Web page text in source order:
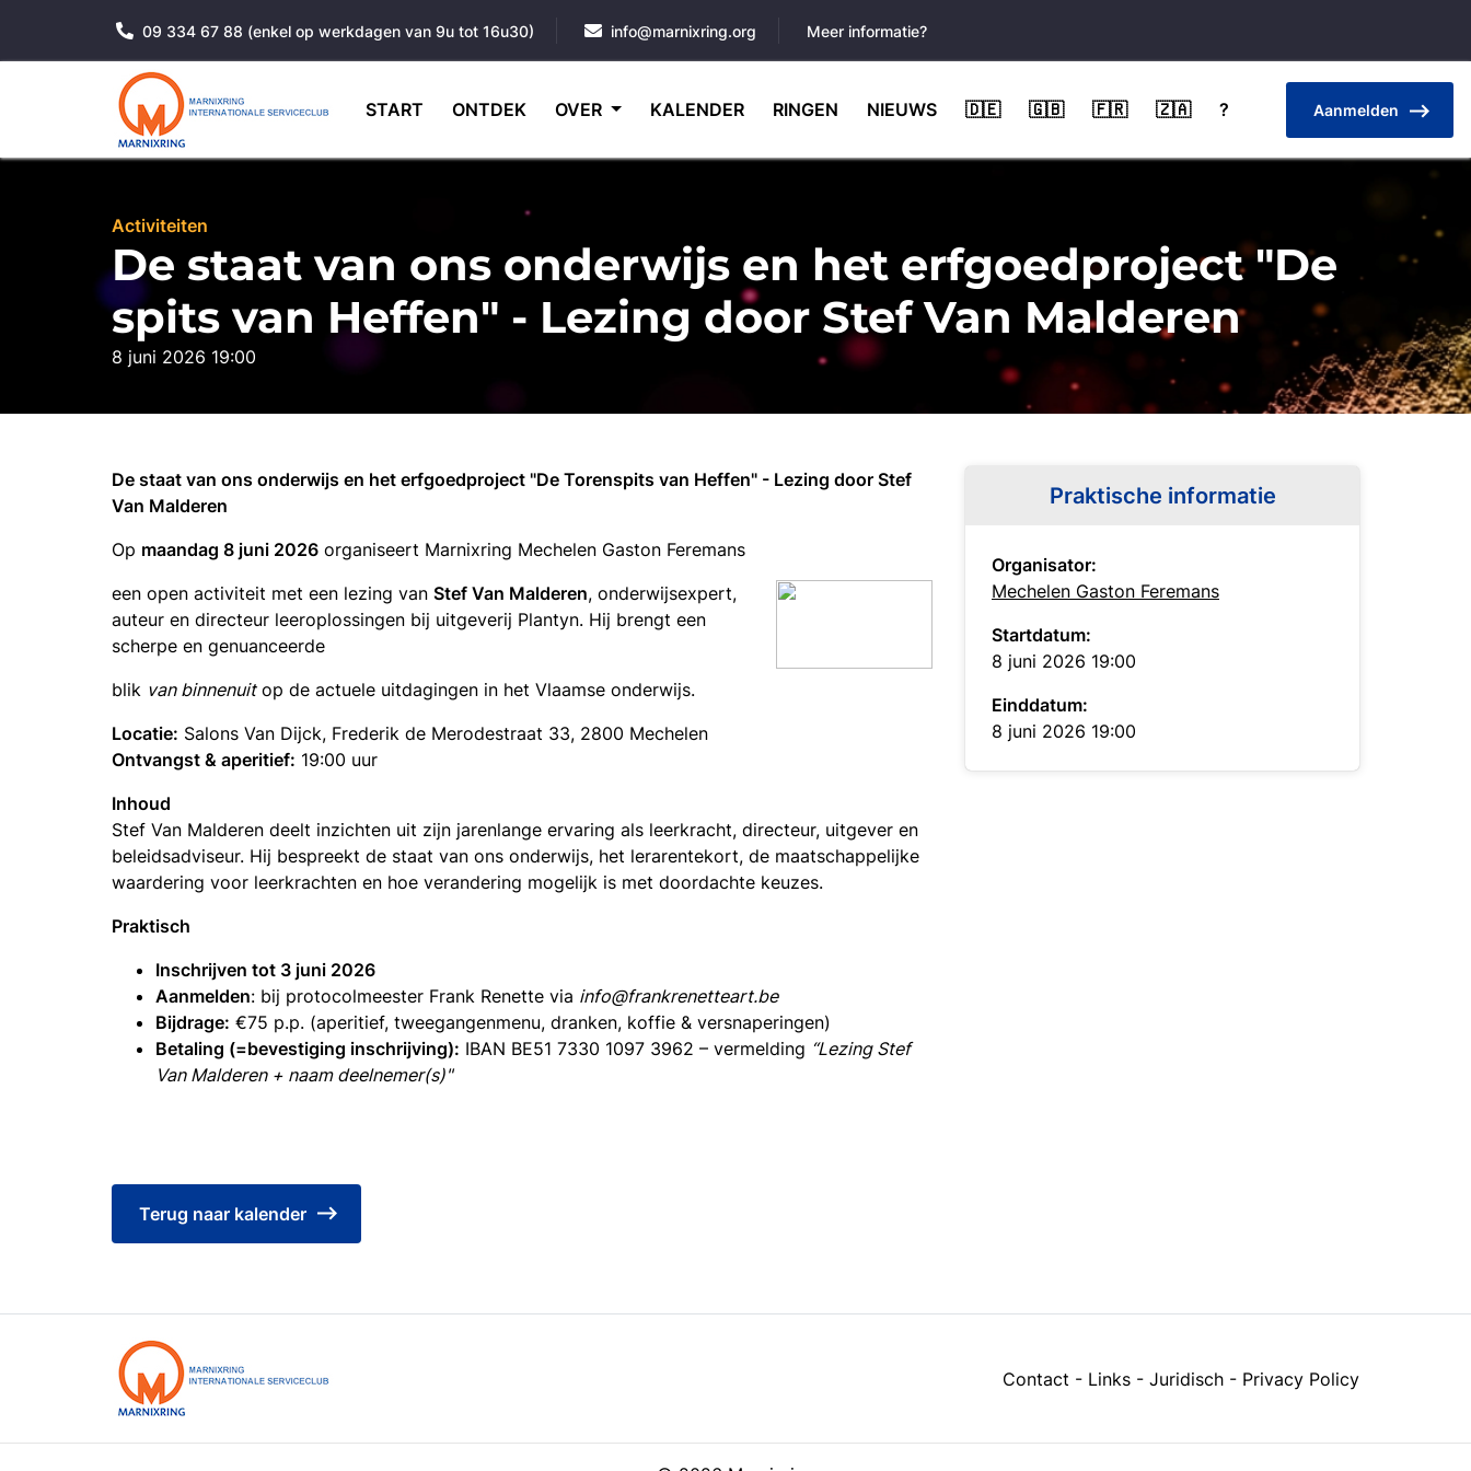
09 334 67 88 (enkel op werkdagen van 9u tot 16u30) info@marnixring.org Meer informatie?
START ONTDEK OVER KALENDER RINGEN NIEUWS 🇩🇪 🇬🇧 🇫🇷 🇿🇦 ? Aanmelden
Activiteiten
De staat van ons onderwijs en het erfgoedproject "De
spits van Heffen" - Lezing door Stef Van Malderen
8 juni 2026 19:00
De staat van ons onderwijs en het erfgoedproject "De Torenspits van Heffen" - Lezing door Stef
Van Malderen
Op maandag 8 juni 2026 organiseert Marnixring Mechelen Gaston Feremans
een open activiteit met een lezing van Stef Van Malderen, onderwijsexpert,
auteur en directeur leeroplossingen bij uitgeverij Plantyn. Hij brengt een
scherpe en genuanceerde
blik van binnenuitop de actuele uitdagingen in het Vlaamse onderwijs.
Locatie: Salons Van Dijck, Frederik de Merodestraat 33, 2800 Mechelen
Ontvangst & aperitief: 19:00 uur
Inhoud
Stef Van Malderen deelt inzichten uit zijn jarenlange ervaring als leerkracht, directeur, uitgever en
beleidsadviseur. Hij bespreekt de staat van ons onderwijs, het lerarentekort, de maatschappelijke
waardering voor leerkrachten en hoe verandering mogelijk is met doordachte keuzes.
Praktisch
Inschrijven tot 3 juni 2026
Aanmelden: bij protocolmeester Frank Renette via info@frankrenetteart.be
Bijdrage: €75 p.p. (aperitief, tweegangenmenu, dranken, koffie & versnaperingen)
Betaling (=bevestiging inschrijving): IBAN BE51 7330 1097 3962 – vermelding “Lezing Stef
Van Malderen + naam deelnemer(s)"
Praktische informatie
Organisator:
Mechelen Gaston Feremans
Startdatum:
8 juni 2026 19:00
Einddatum:
8 juni 2026 19:00
Terug naar kalender
Contact - Links - Juridisch - Privacy Policy